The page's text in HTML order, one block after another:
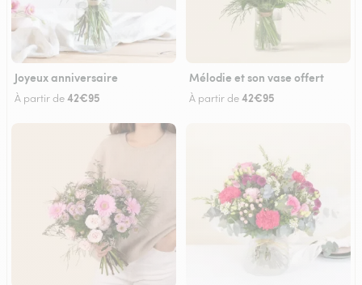
Joyeux anniversaire
À partir de42€95
Mélodie et son vase offert
À partir de42€95